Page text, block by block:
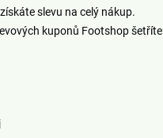
slevu na celý nákup.
kuponů Footshop šetříte